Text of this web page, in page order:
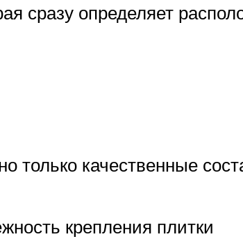
сразу определяет
только качественные
крепления плитки